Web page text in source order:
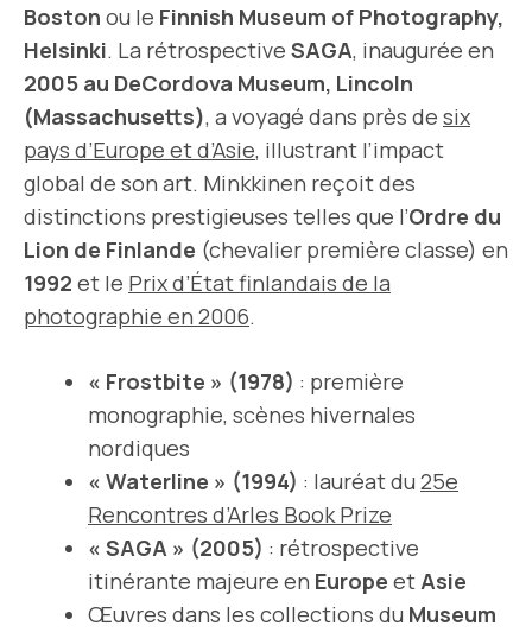
Boston ou le Finnish Museum of Photography,
Helsinki. La rétrospective SAGA, inaugurée en
2005 au DeCordova Museum, Lincoln
(Massachusetts), a voyagé dans près de six
pays d’Europe et d’Asie, illustrant l’impact
global de son art. Minkkinen reçoit des
distinctions prestigieuses telles que l’Ordre du
Lion de Finlande (chevalier première classe) en
1992 et le Prix d’État finlandais de la
photographie en 2006.
« Frostbite » (1978) : première
monographie, scènes hivernales
nordiques
« Waterline » (1994) : lauréat du 25e
Rencontres d’Arles Book Prize
« SAGA » (2005) : rétrospective
itinérante majeure en Europe et Asie
Œuvres dans les collections du Museum